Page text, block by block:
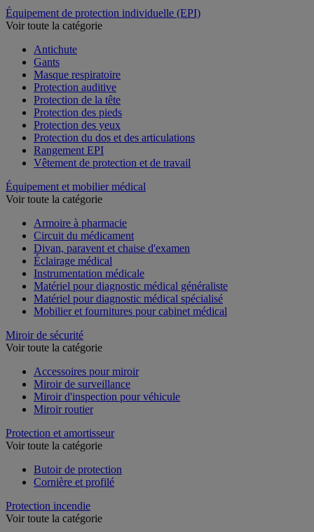
Équipement de protection individuelle (EPI)
Voir toute la catégorie
Antichute
Gants
Masque respiratoire
Protection auditive
Protection de la tête
Protection des pieds
Protection des yeux
Protection du dos et des articulations
Rangement EPI
Vêtement de protection et de travail
Équipement et mobilier médical
Voir toute la catégorie
Armoire à pharmacie
Circuit du médicament
Divan, paravent et chaise d'examen
Éclairage médical
Instrumentation médicale
Matériel pour diagnostic médical généraliste
Matériel pour diagnostic médical spécialisé
Mobilier et fournitures pour cabinet médical
Miroir de sécurité
Voir toute la catégorie
Accessoires pour miroir
Miroir de surveillance
Miroir d'inspection pour véhicule
Miroir routier
Protection et amortisseur
Voir toute la catégorie
Butoir de protection
Cornière et profilé
Protection incendie
Voir toute la catégorie